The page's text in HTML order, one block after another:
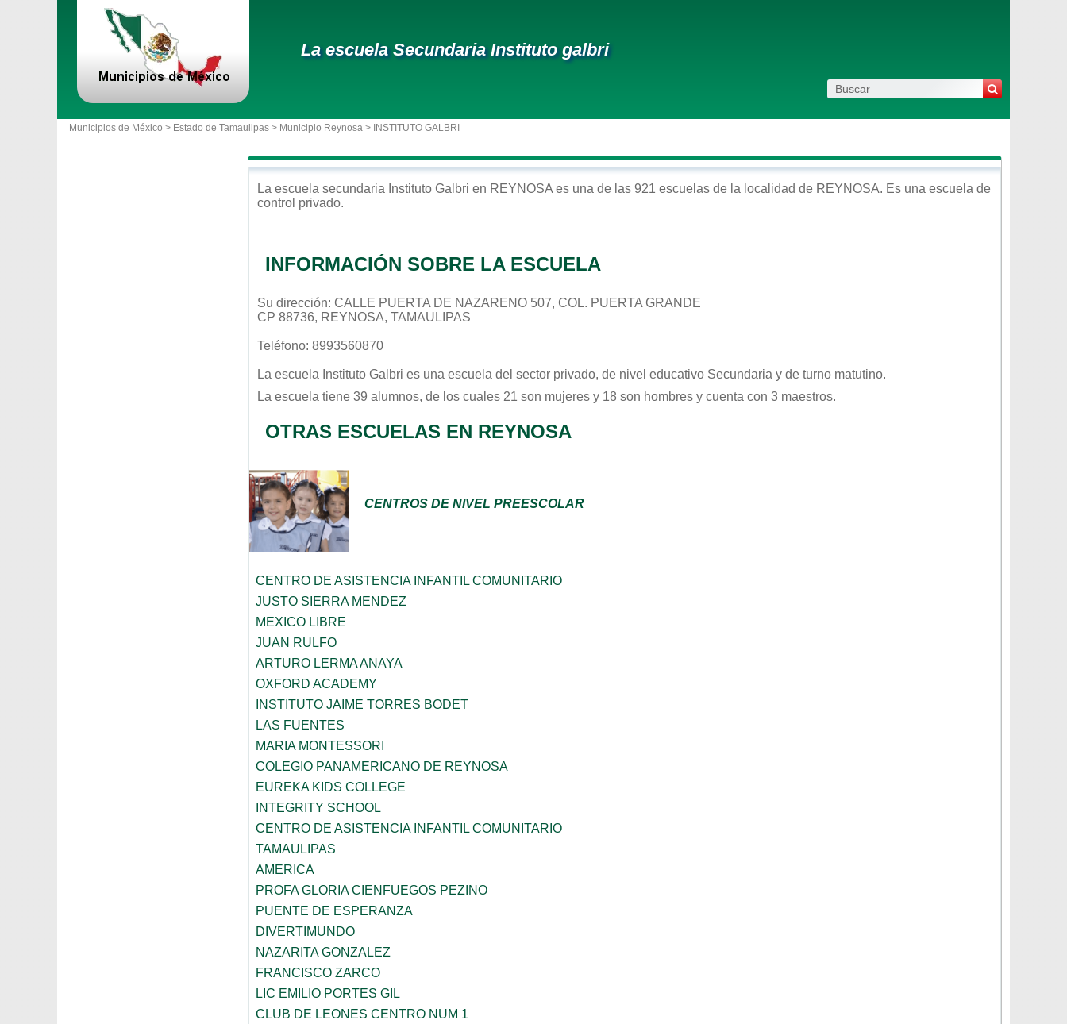
La escuela Secundaria Instituto galbri
Municipios de México > Estado de Tamaulipas > Municipio Reynosa > INSTITUTO GALBRI
La escuela secundaria Instituto Galbri en REYNOSA es una de las 921 escuelas de la localidad de REYNOSA. Es una escuela de
control privado.
INFORMACIÓN SOBRE LA ESCUELA
Su dirección: CALLE PUERTA DE NAZARENO 507, COL. PUERTA GRANDE
CP 88736, REYNOSA, TAMAULIPAS
Teléfono: 8993560870
La escuela Instituto Galbri es una escuela del sector privado, de nivel educativo Secundaria y de turno matutino.
La escuela tiene 39 alumnos, de los cuales 21 son mujeres y 18 son hombres y cuenta con 3 maestros.
OTRAS ESCUELAS EN REYNOSA
CENTROS DE NIVEL PREESCOLAR
CENTRO DE ASISTENCIA INFANTIL COMUNITARIO
JUSTO SIERRA MENDEZ
MEXICO LIBRE
JUAN RULFO
ARTURO LERMA ANAYA
OXFORD ACADEMY
INSTITUTO JAIME TORRES BODET
LAS FUENTES
MARIA MONTESSORI
COLEGIO PANAMERICANO DE REYNOSA
EUREKA KIDS COLLEGE
INTEGRITY SCHOOL
CENTRO DE ASISTENCIA INFANTIL COMUNITARIO
TAMAULIPAS
AMERICA
PROFA GLORIA CIENFUEGOS PEZINO
PUENTE DE ESPERANZA
DIVERTIMUNDO
NAZARITA GONZALEZ
FRANCISCO ZARCO
LIC EMILIO PORTES GIL
CLUB DE LEONES CENTRO NUM 1